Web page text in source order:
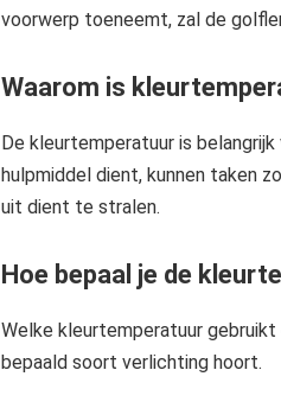
voorwerp toeneemt, zal de
Waarom is
De kleurtemperatuur is
hulpmiddel dient, kunnen taken
uit dient te stralen.
Hoe bepaal je de
Welke kleurtemperatuur
bepaald soort verlichting hoort.